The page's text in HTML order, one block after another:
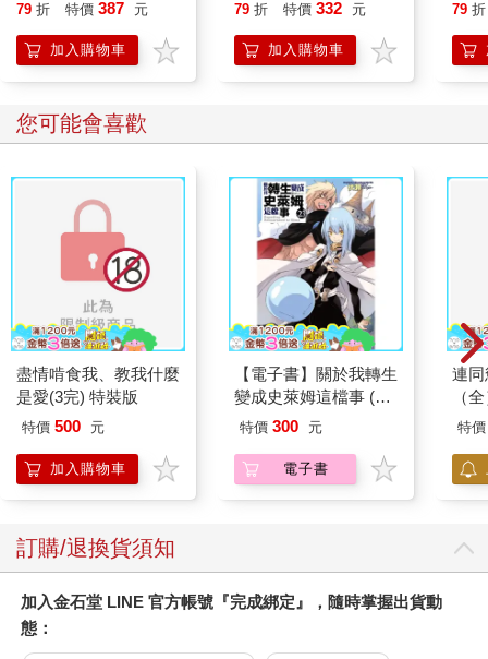
79 折 特價 387 元
加入購物車
79 折 特價 332 元
加入購物車
79 折
您可能會喜歡
盡情啃食我、教我什麼
是愛(3完) 特裝版
特價 500 元
加入購物車
【電子書】關於我轉生
變成史萊姆這檔事 (23)
(小說)
特價 300 元
電子書
連
（
特價
訂購/退換貨須知
加入金石堂 LINE 官方帳號『完成綁定』，隨時掌握出貨動
態：